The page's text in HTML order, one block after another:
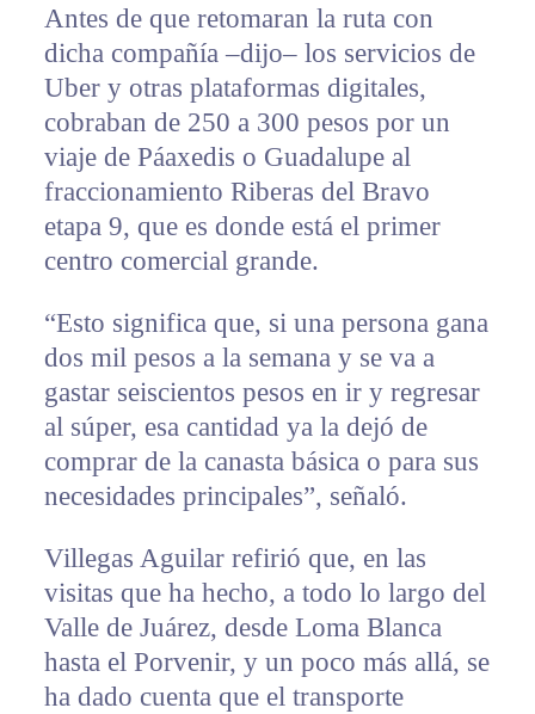
Antes de que retomaran la ruta con
dicha compañía –dijo– los servicios de
Uber y otras plataformas digitales,
cobraban de 250 a 300 pesos por un
viaje de Páaxedis o Guadalupe al
fraccionamiento Riberas del Bravo
etapa 9, que es donde está el primer
centro comercial grande.
“Esto significa que, si una persona gana
dos mil pesos a la semana y se va a
gastar seiscientos pesos en ir y regresar
al súper, esa cantidad ya la dejó de
comprar de la canasta básica o para sus
necesidades principales”, señaló.
Villegas Aguilar refirió que, en las
visitas que ha hecho, a todo lo largo del
Valle de Juárez, desde Loma Blanca
hasta el Porvenir, y un poco más allá, se
ha dado cuenta que el transporte